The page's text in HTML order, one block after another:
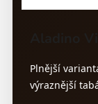
Plnější
výraznější